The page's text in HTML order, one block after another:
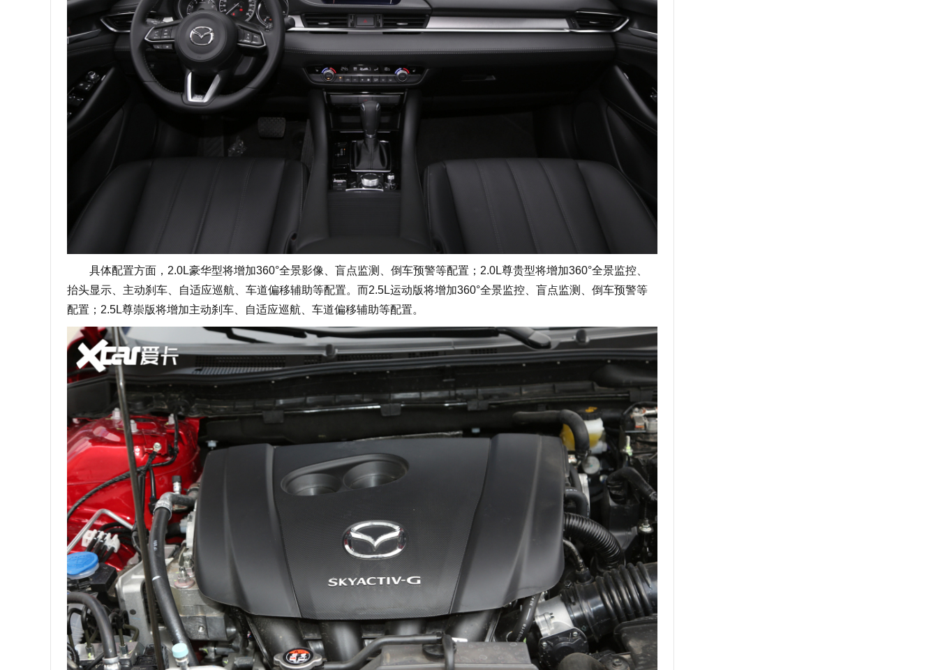
具体配置方面，2.0L豪华型将增加360°全景影像、盲点监测、倒车预警等配置；2.0L尊贵型将增加360°全景监控、
抬头显示、主动刹车、自适应巡航、车道偏移辅助等配置。而2.5L运动版将增加360°全景监控、盲点监测、倒车预警等
配置；2.5L尊崇版将增加主动刹车、自适应巡航、车道偏移辅助等配置。